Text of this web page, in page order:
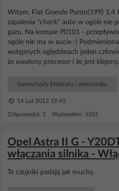
Witam, Fiat Grande Punto(199) 1.4
zapalenia "check" auto w ogóle nie
gazu. Na kompie P0101 -
ogóle nie ma w aucie :)
wstępnych oględzinach jeden
że uwalony procesor i że jest
Samochody Elektryka i elektronika
14 Lut 2012 19:45
Odpowiedzi: 3 Wyświetleń: 5501
Opel Astra II G -
włączania silnika -
Te czujniki padają jak muchy.